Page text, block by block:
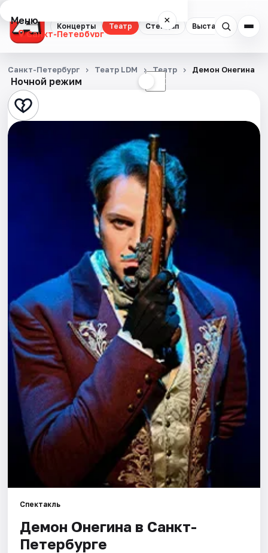
Концерты Театр Стендап Выставки
Меню ×
Санкт-Петербург
Концерты
Театр
Стендап
Города
Площадки
Артисты
Рейтинги
Ночной режим ☾
Санкт-Петербург Театр LDM Театр Демон Онегина
Спектакль
Демон Онегина в Санкт-
Петербурге